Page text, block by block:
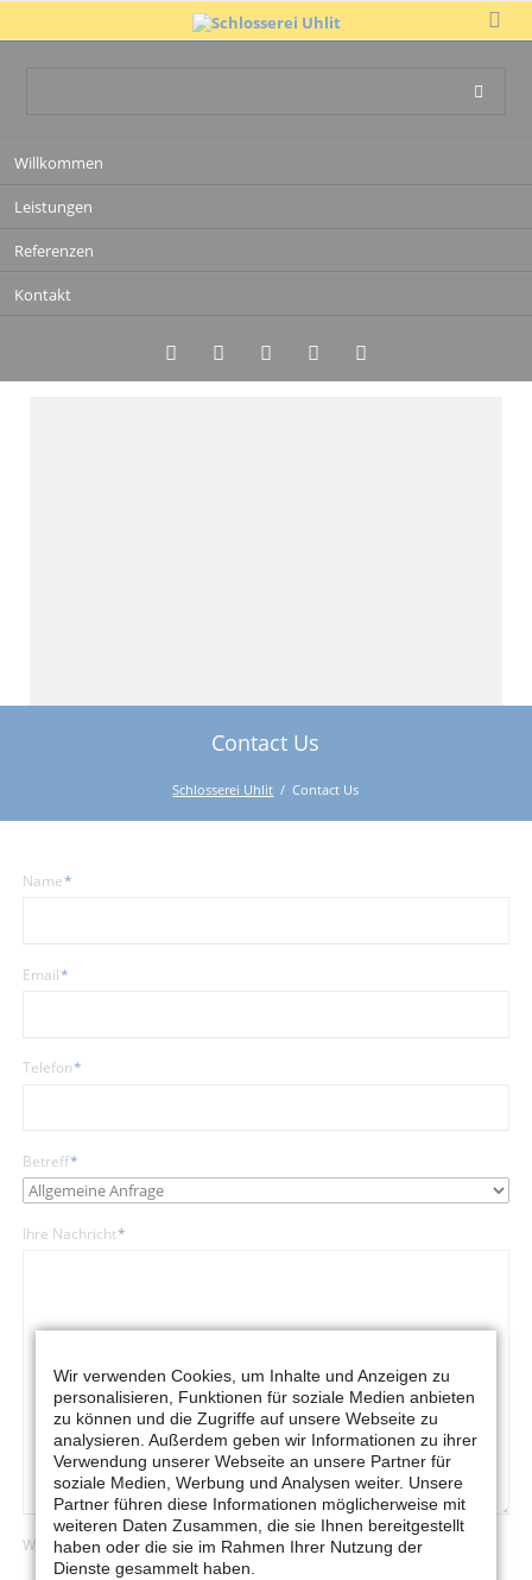
Navigation
überspringen
Willkommen
Leistungen
Referenzen
Kontakt
Contact Us
Schlosserei Uhlit Contact Us
Pflichtfeld
Name*
Pflichtfeld
Email*
Pflichtfeld
Telefon*
Pflichtfeld
Betreff*
Pflichtfeld
Ihre Nachricht*
Wir freuen uns über Ihre Nachricht!
Wir verwenden Cookies, um Inhalte und Anzeigen zu
personalisieren, Funktionen für soziale Medien anbieten
zu können und die Zugriffe auf unsere Webseite zu
analysieren. Außerdem geben wir Informationen zu ihrer
Verwendung unserer Webseite an unsere Partner für
soziale Medien, Werbung und Analysen weiter. Unsere
Partner führen diese Informationen möglicherweise mit
weiteren Daten Zusammen, die sie Ihnen bereitgestellt
haben oder die sie im Rahmen Ihrer Nutzung der
Dienste gesammelt haben.